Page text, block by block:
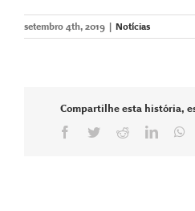
setembro 4th, 2019 Notícias
Compartilhe esta história,
Facebook
TwitterReddit